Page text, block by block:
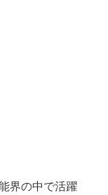
界の中で活躍